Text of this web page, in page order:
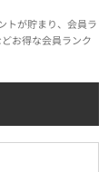
トが貯まり、会員ラ
お得な会員ランク